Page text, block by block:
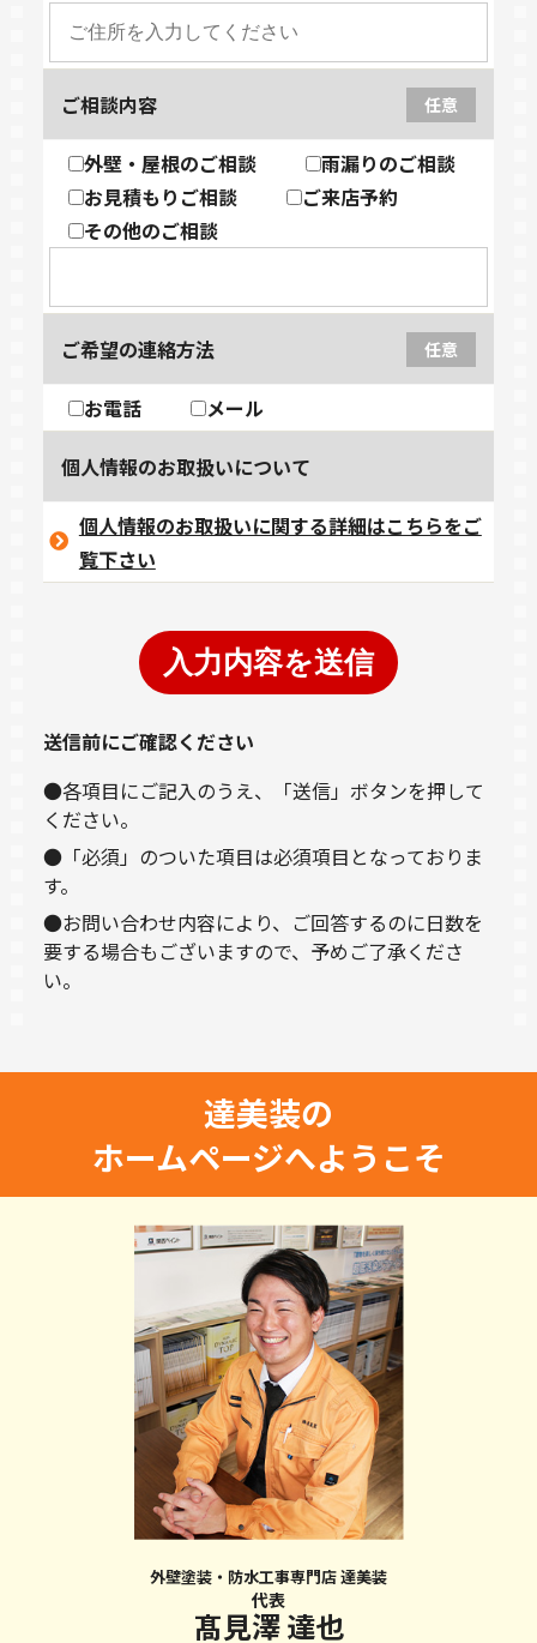
ご相談内容 任意
外壁・屋根のご相談
雨漏りのご相談
お見積もりご相談
ご来店予約
その他のご相談
ご希望の連絡方法 任意
お電話 メール
個人情報のお取扱いについて
個人情報のお取扱いに関する詳細はこちらをご
覧下さい
送信前にご確認ください
●各項目にご記入のうえ、「送信」ボタンを押して
ください。
●「必須」のついた項目は必須項目となっておりま
す。
●お問い合わせ内容により、ご回答するのに日数を
要する場合もございますので、予めご了承くださ
い。
達美装の
ホームページへようこそ
外壁塗装・防水工事専門店 達美装
代表
髙見澤 達也